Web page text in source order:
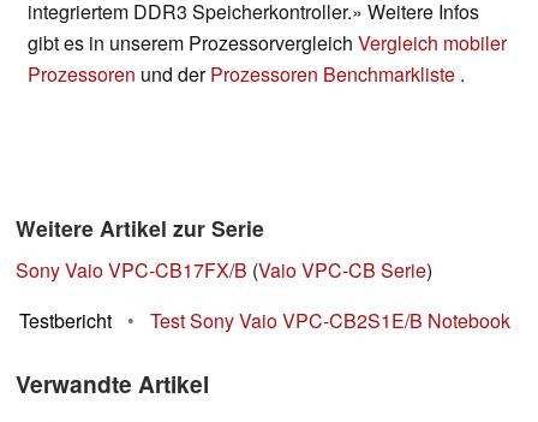
integriertem DDR3 Speicherkontroller.» Weitere Infos
gibt es in unserem Prozessorvergleich Vergleich mobiler
Prozessoren und derProzessoren Benchmarkliste .
Weitere Artikel zur Serie
Sony Vaio VPC-CB17FX/B (Vaio VPC-CB Serie)
Testbericht
• Test Sony Vaio VPC-CB2S1E/B Notebook
Verwandte Artikel